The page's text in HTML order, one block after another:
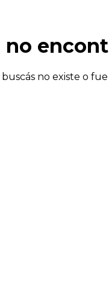
no
no existe o